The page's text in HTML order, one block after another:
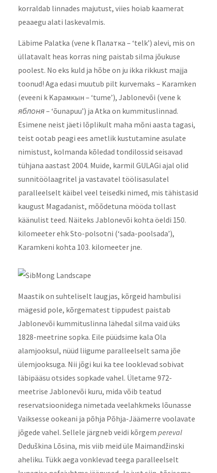
korraldab linnades majutust, viies hoiab kaamerat
peaaegu alati laskevalmis.
Läbime Palatka (vene k Палатка – ‘telk’) alevi, mis on
üllatavalt heas korras ning paistab silma jõukuse
poolest. No eks kuld ja hõbe on ju ikka rikkust majja
toonud! Aga edasi muutub pilt kurvemaks – Karamken
(eveeni k Kарамкын – ‘tume’), Jablonevõi (vene k
яблоня– ‘õunapuu’) ja Atka on kummituslinnad.
Esimene neist jäeti lõplikult maha mõni aasta tagasi,
teist ootab peagi ees ametlik kustutamine asulate
nimistust, kolmanda kõledad tondilossid seisavad
tühjana aastast 2004. Muide, karmil GULAGi ajal olid
sunnitöölaagritel ja vastavatel töölisasulatel
paralleelselt käibel veel teisedki nimed, mis tähistasid
kaugust Magadanist, mõõdetuna mööda tollast
käänulist teed. Näiteks Jablonevõi kohta öeldi 150.
kilomeeter ehk Sto-polsotni (‘sada-poolsada’),
Karamkeni kohta 103. kilomeeter jne.
Maastik on suhteliselt laugjas, kõrgeid hambulisi
mägesid pole, kõrgematest tippudest paistab
Jablonevõi kummituslinna lähedal silma vaid üks
1828-meetrine sopka. Eile püüdsime kala Ola
alamjooksul, nüüd liigume paralleelselt sama jõe
ülemjooksuga. Nii jõgi kui ka tee looklevad sobivat
läbipääsu otsides sopkade vahel. Ületame 972-
meetrise Jablonevõi kuru, mida võib teatud
reservatsioonidega nimetada veelahkmeks lõunasse
Vaiksesse ookeani ja põhja Põhja-Jäämerre voolavate
jõgede vahel. Sellele järgneb veidi kõrgem pereval
Deduškina Lõsina, mis viib meid üle Maimandžinski
aheliku. Tükk aega vonklevad teega paralleelselt